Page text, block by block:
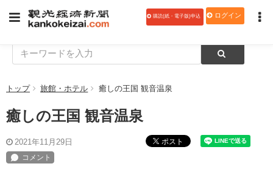
購読(紙・電子版)申込 ログイン
トップ 旅館・ホテル 癒しの王国 観音温泉
癒しの王国 観音温泉
2021年11月29日 ポスト